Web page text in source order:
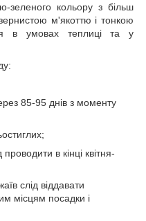
зеленого кольору з більш
м'якоттю і тонкою
в умовах теплиці та у
85-95 днів з моменту
в кінці квітня-
слід віддавати
місцям посадки і